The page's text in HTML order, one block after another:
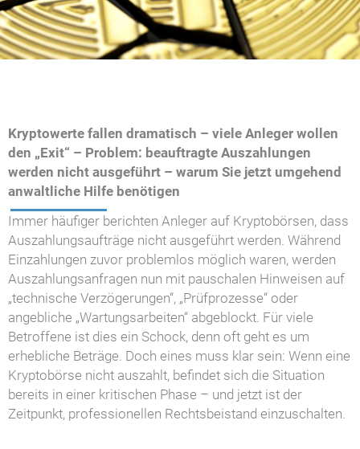
Kryptowerte fallen dramatisch – viele Anleger wollen
den „Exit“ – Problem: beauftragte Auszahlungen
werden nicht ausgeführt – warum Sie jetzt umgehend
anwaltliche Hilfe benötigen
Immer häufiger berichten Anleger auf Kryptobörsen, dass
Auszahlungsaufträge nicht ausgeführt werden. Während
Einzahlungen zuvor problemlos möglich waren, werden
Auszahlungsanfragen nun mit pauschalen Hinweisen auf
„technische Verzögerungen“, „Prüfprozesse“ oder
angebliche „Wartungsarbeiten“ abgeblockt. Für viele
Betroffene ist dies ein Schock, denn oft geht es um
erhebliche Beträge. Doch eines muss klar sein: Wenn eine
Kryptobörse nicht auszahlt, befindet sich die Situation
bereits in einer kritischen Phase – und jetzt ist der
Zeitpunkt, professionellen Rechtsbeistand einzuschalten.